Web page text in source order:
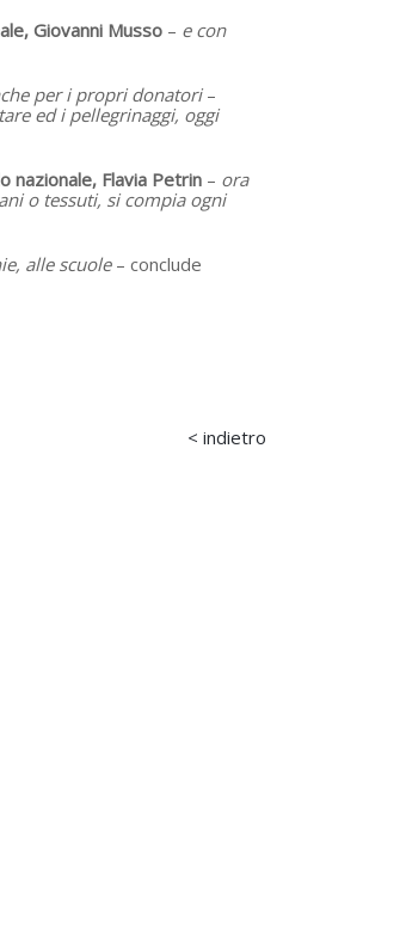
Giovanni Musso – e con
per i propri donatori –
ed i pellegrinaggi, oggi
nazionale, Flavia Petrin – ora
o tessuti, si compia ogni
alle scuole – conclude
< indietro